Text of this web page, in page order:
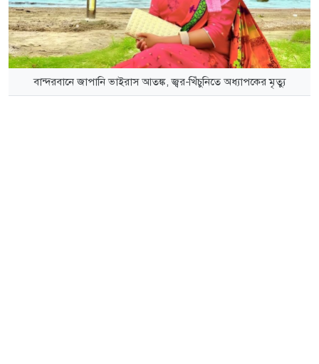
বান্দরবানে জাপানি ভাইরাস আতঙ্ক, জ্বর-খিঁচুনিতে অধ্যাপকের মৃত্যু